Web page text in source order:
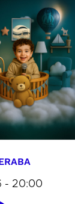
- 20:00